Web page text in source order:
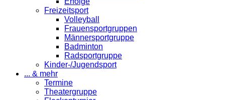
Freizeitsport
Volleyball
Frauensportgruppen
Männersportgruppe
Badminton
Radsportgruppe
Kinder-/Jugendsport
... & mehr
Termine
Theatergruppe